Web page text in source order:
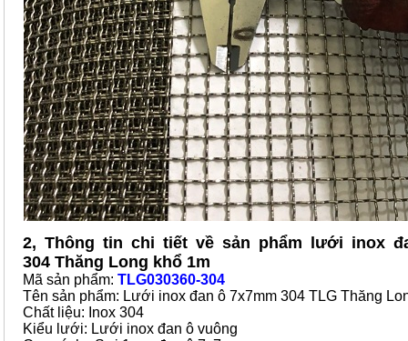
2, Thông tin chi tiết về sản phẩm lưới inox
304 Thăng Long khổ 1m
Mã sản phẩm: TLG030360-304
Tên sản phẩm: Lưới inox đan ô 7x7mm 304 TLG Thăng
Chất liệu: Inox 304
Kiểu lưới: Lưới inox đan ô vuông